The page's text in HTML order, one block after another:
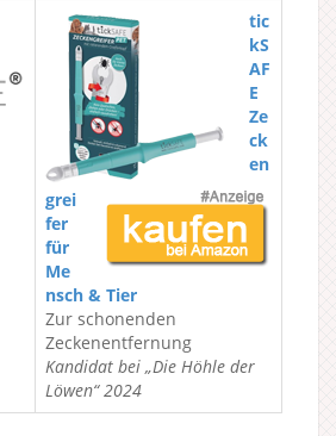
tic
kS
AF
E
Ze
ck
en
grei
fer
für
Me
nsch & Tier
Zur schonenden
Zeckenentfernung
Kandidat bei „Die Höhle der
Löwen“ 2024